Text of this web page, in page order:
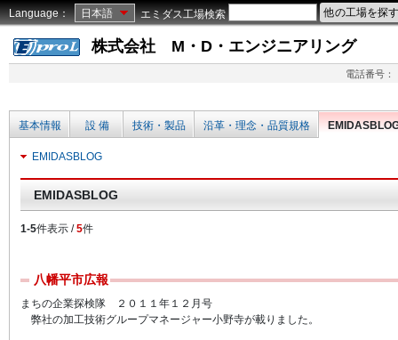
Language： 日本語 エミダス工場検索
株式会社 M・D・エンジニアリング
電話番号：
基本情報 設 備 技術・製品 沿革・理念・品質規格
EMIDASBLOG
EMIDASBLOG
1-5件表示 /5件
八幡平市広報
まちの企業探検隊 ２０１１年１２月号
弊社の加工技術グループマネージャー小野寺が載りました。